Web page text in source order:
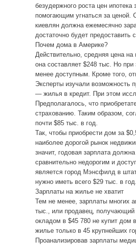
безудержного роста цен
помогающим угнаться за ценой.
киевлян должна ежемесячно
достаточно будет
Почем дома в Америке?
Действительно, средняя цена
она составляет $248 тыс. Но
менее доступным. Кроме того,
Эксперты изучали возможность
— жилья в кредит. При этом
Предполагалось, что
страхованию. Таким образом,
почти $85 тыс. в год.
Так, чтобы приобрести дом за
наиболее дорогой рынок
значит, годовая зарплата
сравнительно недорогим и
является город Мэнсфилд в
нужно иметь всего $29 тыс. в год.
Зарплаты на жилье не хватит
Тем не менее, зарплаты многих
тыс., или продавец, получающий
окладом в $45 780 не купит дом
жилье только в 45 крупнейших
Проанализировав зарплаты